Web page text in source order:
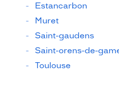
Estancarbon
Muret
Saint-gaudens
Saint-orens-de-
Toulouse